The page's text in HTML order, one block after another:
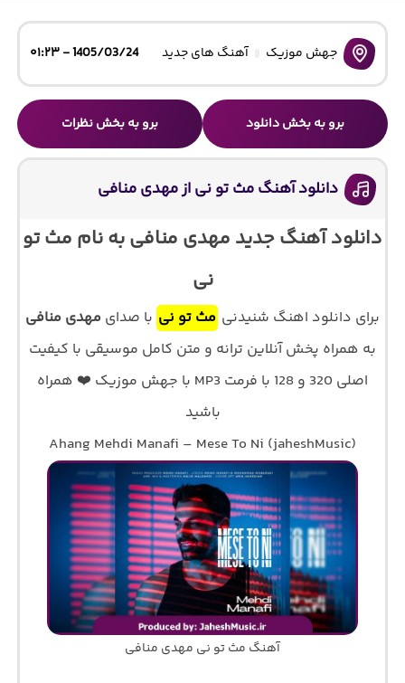
جهش موزیک آهنگ های جدید 1405/03/24 - ۰۱:۲۳
برو به بخش دانلود برو به بخش نظرات
دانلود آهنگ مث تو نی از مهدی منافی
دانلود آهنگ جدید مهدی منافی به نام مث تو
نی
برای دانلود اهنگ شنیدنی مث تو نی با صدای مهدی منافی
به همراه پخش آنلاین ترانه و متن کامل موسیقی با کیفیت
اصلی 320 و 128 با فرمت MP3 با جهش موزیک ❤️ همراه
باشید
Ahang Mehdi Manafi – Mese To Ni (jaheshMusic)
آهنگ مث تو نی مهدی منافی